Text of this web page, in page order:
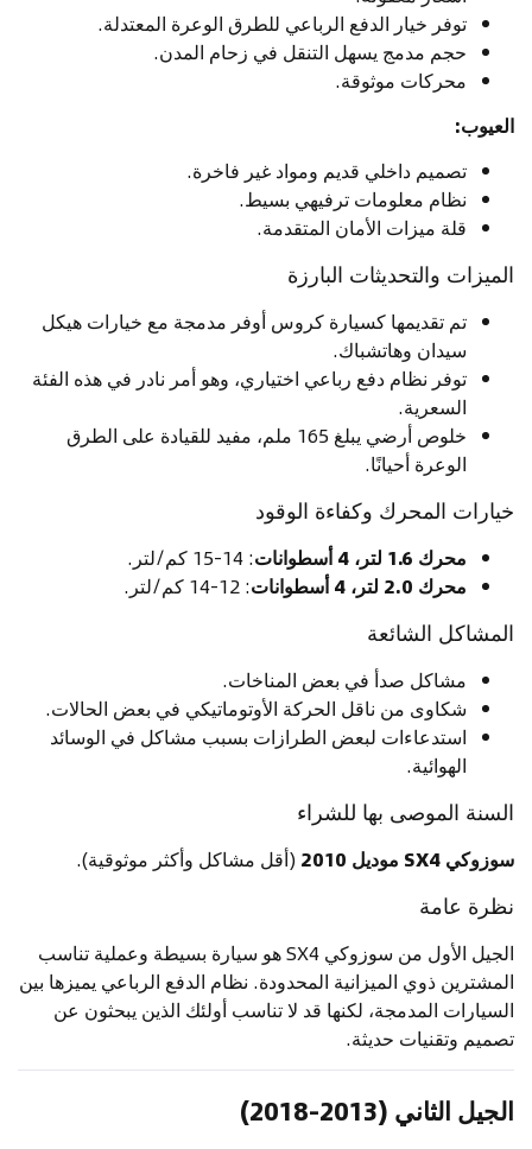
توفر خيار الدفع الرباعي للطرق الوعرة المعتدلة.
حجم مدمج يسهل التنقل في زحام المدن.
محركات موثوقة.
العيوب:
تصميم داخلي قديم ومواد غير فاخرة.
نظام معلومات ترفيهي بسيط.
قلة ميزات الأمان المتقدمة.
الميزات والتحديثات البارزة
تم تقديمها كسيارة كروس أوفر مدمجة مع خيارات هيكل
سيدان وهاتشباك.
توفر نظام دفع رباعي اختياري، وهو أمر نادر في هذه الفئة
السعرية.
خلوص أرضي يبلغ 165 ملم، مفيد للقيادة على الطرق
الوعرة أحيانًا.
خيارات المحرك وكفاءة الوقود
محرك 1.6 لتر، 4 أسطوانات
: 14-15 كم/لتر.
محرك 2.0 لتر، 4 أسطوانات
: 12-14 كم/لتر.
المشاكل الشائعة
مشاكل صدأ في بعض المناخات.
شكاوى من ناقل الحركة الأوتوماتيكي في بعض الحالات.
استدعاءات لبعض الطرازات بسبب مشاكل في الوسائد
الهوائية.
السنة الموصى بها للشراء
سوزوكي SX4 موديل 2010 (أقل مشاكل وأكثر موثوقية).
نظرة عامة
الجيل الأول من سوزوكي SX4 هو سيارة بسيطة وعملية تناسب
المشترين ذوي الميزانية المحدودة. نظام الدفع الرباعي يميزها بين
السيارات المدمجة، لكنها قد لا تناسب أولئك الذين يبحثون عن
تصميم وتقنيات حديثة.
الجيل الثاني (2013-2018)